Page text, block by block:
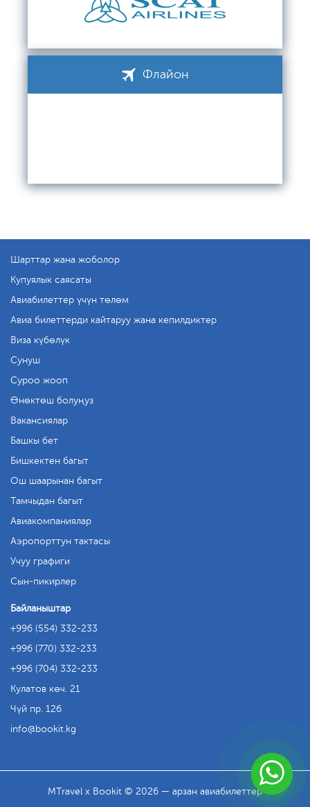
Флайон
Шарттар жана жоболор
Купуялык саясаты
Авиабилеттер үчүн төлөм
Авиа билеттерди кайтаруу жана кепилдиктер
Виза күбөлүк
Сунуш
Суроо жооп
Өнөктөш болуңуз
Вакансиялар
Башкы бет
Бишкектен багыт
Ош шаарынан багыт
Тамчыдан багыт
Авиакомпаниялар
Аэропорттун тактасы
Учуу графиги
Сын-пикирлер
Байланыштар
+996 (554) 332-233
+996 (770) 332-233
+996 (704) 332-233
Кулатов көч. 21
Чүй пр. 126
info
bookit.kg
MTravel x Bookit © 2026 — арзан авиабилеттер